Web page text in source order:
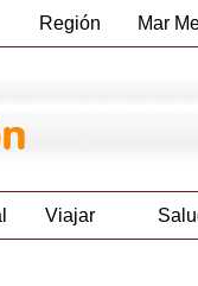
Región Mar
Viajar